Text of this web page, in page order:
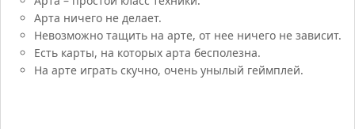
Арта ничего не делает.
Невозможно тащить на арте, от нее ничего не зависит.
Есть карты, на которых арта бесполезна.
На арте играть скучно, очень унылый геймплей.